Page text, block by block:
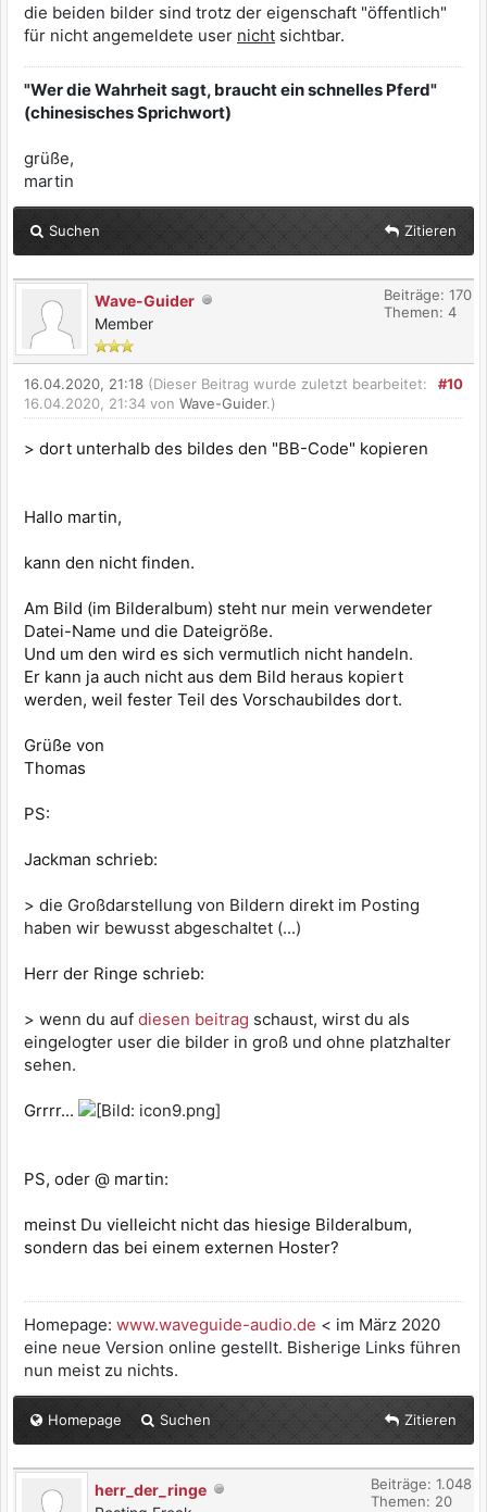
die beiden bilder sind trotz der eigenschaft "öffentlich"
für nicht angemeldete user nicht sichtbar.
"Wer die Wahrheit sagt, braucht ein schnelles Pferd"
(chinesisches Sprichwort)
grüße,
martin
Suchen Zitieren
Wave-Guider
Member
Beiträge: 170
Themen: 4
#10
16.04.2020, 21:18 (Dieser Beitrag wurde zuletzt bearbeitet:
16.04.2020, 21:34 von Wave-Guider.)
> dort unterhalb des bildes den "BB-Code" kopieren
Hallo martin,
kann den nicht finden.
Am Bild (im Bilderalbum) steht nur mein verwendeter
Datei-Name und die Dateigröße.
Und um den wird es sich vermutlich nicht handeln.
Er kann ja auch nicht aus dem Bild heraus kopiert
werden, weil fester Teil des Vorschaubildes dort.
Grüße von
Thomas
PS:
Jackman schrieb:
> die Großdarstellung von Bildern direkt im Posting
haben wir bewusst abgeschaltet (...)
Herr der Ringe schrieb:
> wenn du auf diesen beitrag schaust, wirst du als
eingelogter user die bilder in groß und ohne platzhalter
sehen.
Grrrr...
PS, oder @ martin:
meinst Du vielleicht nicht das hiesige Bilderalbum,
sondern das bei einem externen Hoster?
Homepage: www.waveguide-audio.de < im März 2020
eine neue Version online gestellt. Bisherige Links führen
nun meist zu nichts.
Homepage Suchen Zitieren
herr_der_ringe
Beiträge: 1.048
Themen: 20